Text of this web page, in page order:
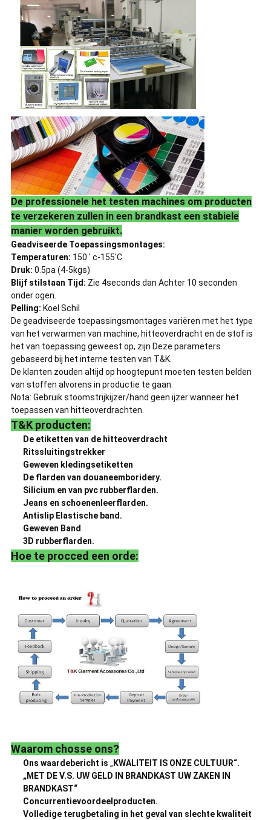
De professionele het testen machines om producten
te verzekeren zullen in een brandkast een stabiele
manier worden gebruikt.
Geadviseerde Toepassingsmontages:
Temperaturen: 150 ' c-155'C
Druk: 0.5pa (4-5kgs)
Blijf stilstaan Tijd: Zie 4seconds dan Achter 10 seconden
onder ogen.
Pelling: Koel Schil
De geadviseerde toepassingsmontages variëren met het type
van het verwarmen van machine, hitteoverdracht en de stof is
het van toepassing geweest op, zijn Deze parameters
gebaseerd bij het interne testen van T&K.
De klanten zouden altijd op hoogtepunt moeten testen belden
van stoffen alvorens in productie te gaan.
Nota: Gebruik stoomstrijkijzer/hand geen ijzer wanneer het
toepassen van hitteoverdrachten.
T&K producten:
De etiketten van de hitteoverdracht
Ritssluitingstrekker
Geweven kledingsetiketten
De flarden van douaneemboridery.
Silicium en van pvc rubberflarden.
Jeans en schoenenleerflarden.
Antislip Elastische band.
Geweven Band
3D rubberflarden.
Hoe te procced een orde:
Waarom chosse ons?
Ons waardebericht is „ KWALITEIT IS ONZE CULTUUR“.
„MET DE V.S. UW GELD IN BRANDKAST UW ZAKEN IN
BRANDKAST“
Concurrentievoordeelproducten.
Volledige terugbetaling in het geval van slechte kwaliteit